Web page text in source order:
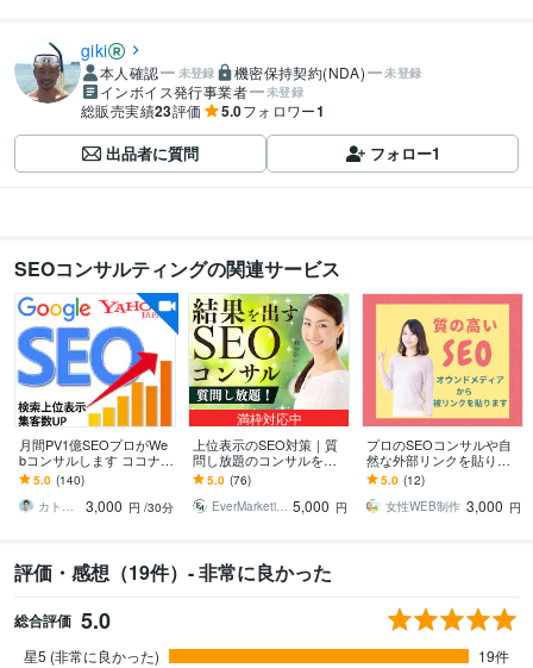
giki
本人確認 未登録 機密保持契約(NDA) 未登録
インボイス発行事業者 未登録
総販売実績23評価 5.0フォロワー1
出品者に質問 フォロー1
SEOコンサルティングの関連サービス
月間PV1億SEOプロがWe
bコンサルします ココナラ
SEOランキング【1位】中
小企業向けSEOコンサル
5.0 (140)
カトさん SEO・AI対策専門家
3,000 円 /30分
満枠対応中
上位表示のSEO対策｜質
問し放題のコンサルをし
ます SEOの悩みを何でも
相談！プロが解決しま
す！
5.0 (76)
EverMarketing 5,000 円
プロのSEOコンサルや自
然な外部リンクを貼りま
す Googleから好まれるオ
ウンドメディアからの自
然なリンク
5.0 (12)
女性WEB制作 3,000 円
評価・感想（19件）- 非常に良かった
総合評価 5.0
星5 (非常に良かった)
19件